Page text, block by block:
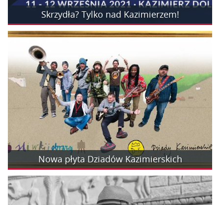
Skrzydła? Tylko nad Kazimierzem!
Nowa płyta Dziadów Kazimierskich